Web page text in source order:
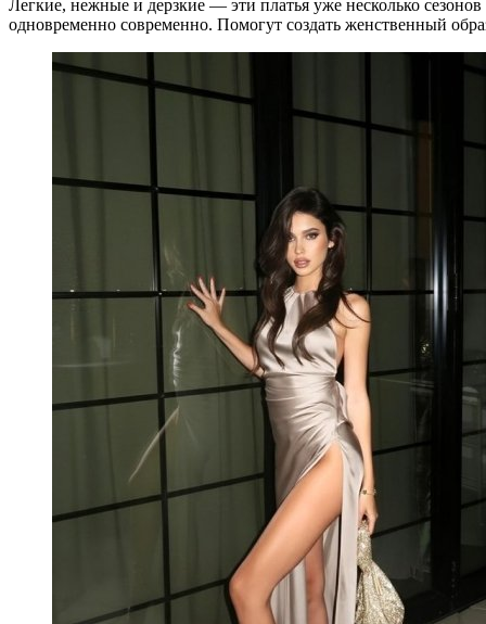
Легкие, нежные и дерзкие — эти платья уже несколько
одновременно современно. Помогут создать женственный